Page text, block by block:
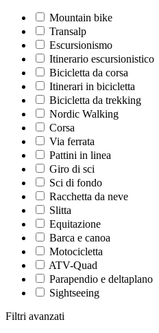
Mountain bike
Transalp
Escursionismo
Itinerario escursionistico
Bicicletta da corsa
Itinerari in bicicletta
Bicicletta da trekking
Nordic Walking
Corsa
Via ferrata
Pattini in linea
Giro di sci
Sci di fondo
Racchetta da neve
Slitta
Equitazione
Barca e canoa
Motocicletta
ATV-Quad
Parapendio e deltaplano
Sightseeing
Filtri avanzati